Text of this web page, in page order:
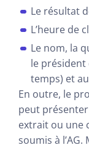
Le résultat
L’heure de
Le nom, la
le président
temps) et
En outre, le
peut
extrait ou une
soumis à